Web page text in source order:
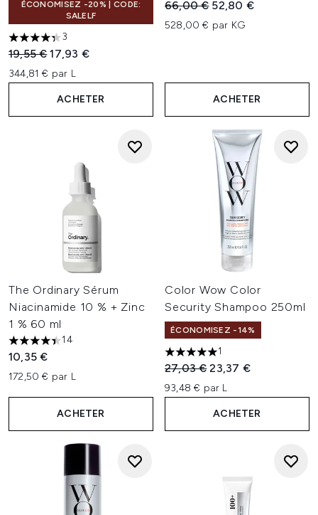
ÉCONOMISEZ -20% | CODE:
SALELF
4.33 étoiles sur un maximum de 5
3
Prix de vente :
19,55 €Prix ​​actuel :
17,93 €
344,81 € par L
ACHETER
Prix de vente :
66,00 € Prix ​​actuel :
52,80 €
528,00 € par KG
ACHETER
The Ordinary Sérum
Niacinamide 10 % + Zinc
1 % 60 ml
4.43 étoiles sur un maximum de 5
14
10,35 €
172,50 € par L
ACHETER
Color Wow Color
Security Shampoo 250ml
ÉCONOMISEZ -14%
5 étoiles sur un maximum de
1
Prix de vente :
27,03 €Prix ​​actuel :
23,37 €
93,48 € par L
ACHETER